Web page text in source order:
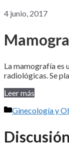
4 junio, 2017
La mamografía es
radiológicas. Se
Leer más
Categorías
Ginecología y